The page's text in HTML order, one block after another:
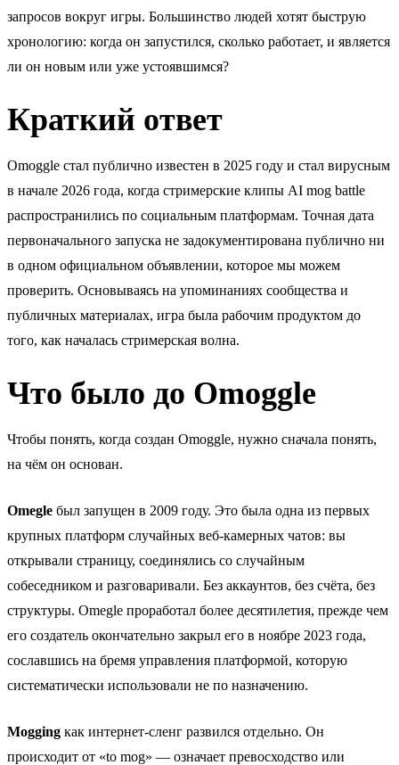
запросов вокруг игры. Большинство людей хотят быструю
хронологию: когда он запустился, сколько работает, и является
ли он новым или уже устоявшимся?
Краткий ответ
Omoggle стал публично известен в 2025 году и стал вирусным
в начале 2026 года, когда стримерские клипы AI mog battle
распространились по социальным платформам. Точная дата
первоначального запуска не задокументирована публично ни
в одном официальном объявлении, которое мы можем
проверить. Основываясь на упоминаниях сообщества и
публичных материалах, игра была рабочим продуктом до
того, как началась стримерская волна.
Что было до Omoggle
Чтобы понять, когда создан Omoggle, нужно сначала понять,
на чём он основан.
Omegle был запущен в 2009 году. Это была одна из первых
крупных платформ случайных веб-камерных чатов: вы
открывали страницу, соединялись со случайным
собеседником и разговаривали. Без аккаунтов, без счёта, без
структуры. Omegle проработал более десятилетия, прежде чем
его создатель окончательно закрыл его в ноябре 2023 года,
сославшись на бремя управления платформой, которую
систематически использовали не по назначению.
Mogging как интернет-сленг развился отдельно. Он
происходит от «to mog» — означает превосходство или